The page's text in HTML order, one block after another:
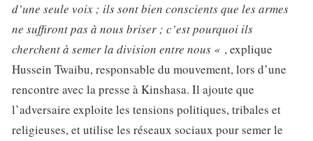
d’une seule voix ; ils sont bien conscients que les armes
ne suffiront pas à nous briser ; c’est pourquoi ils
cherchent à semer la division entre nous « , explique
Hussein Twaibu, responsable du mouvement, lors d’une
rencontre avec la presse à Kinshasa. Il ajoute que
l’adversaire exploite les tensions politiques, tribales et
religieuses, et utilise les réseaux sociaux pour semer le